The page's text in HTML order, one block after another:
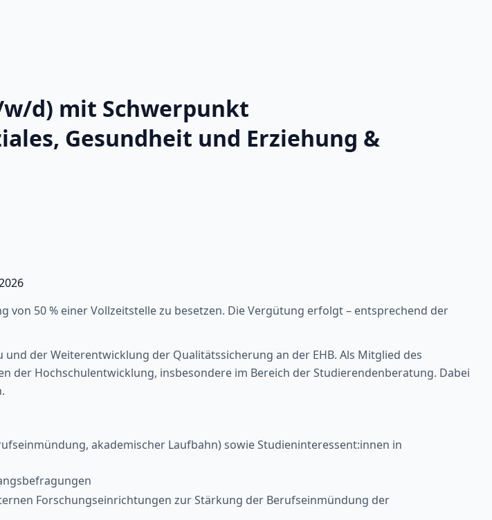
d) mit Schwerpunkt
Gesundheit und Erziehung &
50 % einer Vollzeitstelle zu besetzen. Die Vergütung erfolgt – entsprechend der
der Weiterentwicklung der Qualitätssicherung an der EHB. Als Mitglied des
der Hochschulentwicklung, insbesondere im Bereich der Studierendenberatung. Dabei
akademischer Laufbahn) sowie Studieninteressent:innen in
Forschungseinrichtungen zur Stärkung der Berufseinmündung der